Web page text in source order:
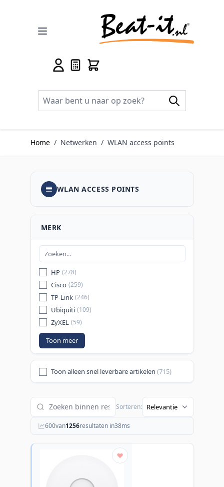
Home / Netwerken / WLAN access points
WLAN ACCESS POINTS
MERK
HP (278)
Cisco (259)
TP-Link (246)
Ubiquiti (109)
ZyXEL (59)
Toon meer
Toon alleen snel leverbare artikelen (715)
Sorteren:
600van1256resultaten in38ms